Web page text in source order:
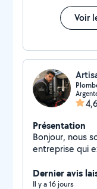
Voir
Présentation
Bonjour, nous
entreprise qui
factures bien
Passage de
Dernier avis
Il y a 16 jours